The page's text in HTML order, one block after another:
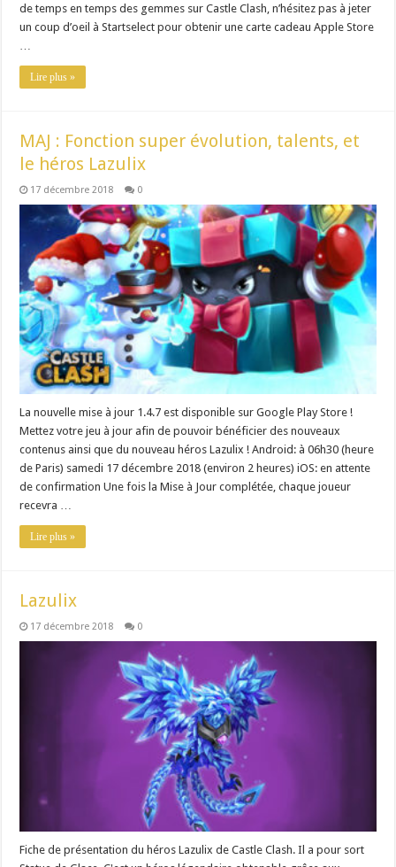
de temps en temps des gemmes sur Castle Clash, n’hésitez pas à jeter
un coup d’oeil à Startselect pour obtenir une carte cadeau Apple Store
Lire plus »
MAJ : Fonction super évolution, talents, et
le héros Lazulix
17 décembre 2018 0
La nouvelle mise à jour 1.4.7 est disponible sur Google Play Store !
Mettez votre jeu à jour afin de pouvoir bénéficier des nouveaux
contenus ainsi que du nouveau héros Lazulix ! Android: à 06h30 (heure
de Paris) samedi 17 décembre 2018 (environ 2 heures) iOS: en attente
de confirmation Une fois la Mise à Jour complétée, chaque joueur
recevra …
Lire plus »
Lazulix
17 décembre 2018 0
Fiche de présentation du héros Lazulix de Castle Clash. Il a pour sort